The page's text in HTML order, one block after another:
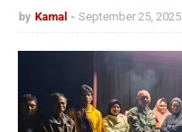
by Kamal September 25, 2025